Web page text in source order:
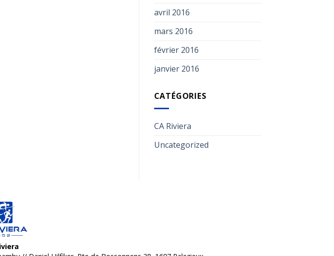
avril 2016
mars 2016
février 2016
janvier 2016
CATÉGORIES
CA Riviera
Uncategorized